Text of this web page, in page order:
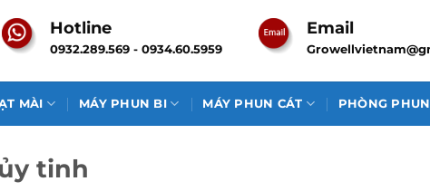
Hotline
0932.289.569 - 0934.60.5959
Email
MÀI MÁY PHUN BI MÁY PHUN CÁT PHÒNG
tinh